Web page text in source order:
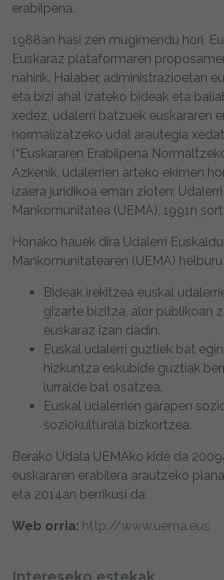
erabilpena.
1988an hasi zen mugimendu hori,
Euskaraz plataformaren
nahirik. Halaber, administrazioetan
eta bizi ahal izateko bideak eta
xedez, udalerri batzuek euskararen
normalizatzeko udal arautegia
(“Euskararen Erabilpena
Azkenik, udalerrien arteko ekimen
izaera juridikoa eman zioten:
Mankomunitatea (UEMA), 1991n
Honako hauek dira Udalerri
Mankomunitatearen (UEMA)
Bideak irekitzea euskal
gizarte bizitza, alor publikoan
euskaraz izan dadin.
Euskal udalerri guztiek bat
hizkuntza eskubide guztiak
lurralde bat osatzea.
Euskal udalerrien garapen
soziokulturala bizkortzea.
Berako Udala UEMAko kide da
euskararen erabilera arautzeko
eta 2014an berrikusi da.
Web orria: http://www.uema.eus
Intereseko estekak